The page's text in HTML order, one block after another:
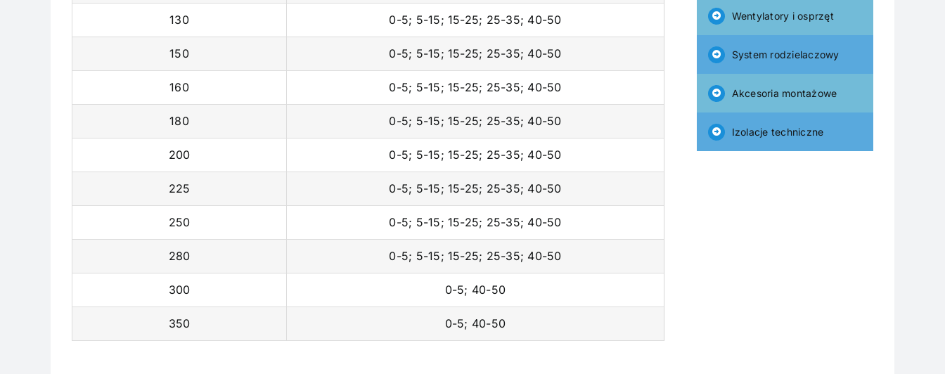
130 0-5; 5-15; 15-25; 25-35; 40-50
150 0-5; 5-15; 15-25; 25-35; 40-50
160 0-5; 5-15; 15-25; 25-35; 40-50
180 0-5; 5-15; 15-25; 25-35; 40-50
200 0-5; 5-15; 15-25; 25-35; 40-50
225 0-5; 5-15; 15-25; 25-35; 40-50
250 0-5; 5-15; 15-25; 25-35; 40-50
280 0-5; 5-15; 15-25; 25-35; 40-50
300 0-5; 40-50
350 0-5; 40-50
Wentylatory i osprzęt
System rodzielaczowy
Akcesoria montażowe
Izolacje techniczne